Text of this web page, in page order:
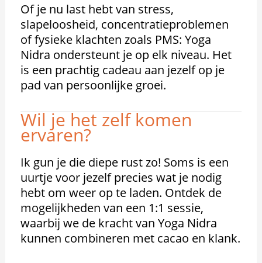
Of je nu last hebt van stress,
slapeloosheid, concentratieproblemen
of fysieke klachten zoals PMS: Yoga
Nidra ondersteunt je op elk niveau. Het
is een prachtig cadeau aan jezelf op je
pad van persoonlijke groei.
Wil je het zelf komen
ervaren?
Ik gun je die diepe rust zo! Soms is een
uurtje voor jezelf precies wat je nodig
hebt om weer op te laden. Ontdek de
mogelijkheden van een 1:1 sessie,
waarbij we de kracht van Yoga Nidra
kunnen combineren met cacao en klank.